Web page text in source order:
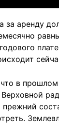
за аренду
в
прежний